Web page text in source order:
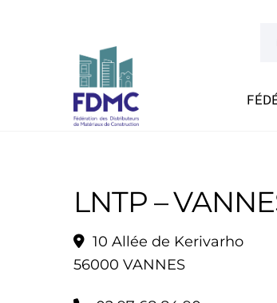
LNTP –
10 Allée de Kerivarho
56000 VANNES